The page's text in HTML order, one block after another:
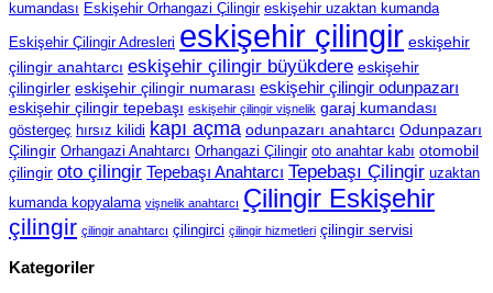
kumandası Eskişehir Orhangazi Çilingir eskişehir uzaktan kumanda
Eskişehir Çilingir Adresleri eskişehir çilingir eskişehir
çilingir anahtarcı eskişehir çilingir büyükdere eskişehir
çilingirler eskişehir çilingir numarası eskişehir çilingir odunpazarı
eskişehir çilingir tepebaşı eskişehir çilingir vişnelik garaj kumandası
göstergeç hırsız kilidi kapı açma odunpazarı anahtarcı Odunpazarı
Çilingir Orhangazi Anahtarcı Orhangazi Çilingir oto anahtar kabı otomobil
çilingir oto çilingir Tepebaşı Anahtarcı Tepebaşı Çilingir uzaktan
kumanda kopyalama vişnelik anahtarcı Çilingir Eskişehir
çilingir çilingir anahtarcı çilingirci çilingir hizmetleri çilingir servisi
Kategoriler